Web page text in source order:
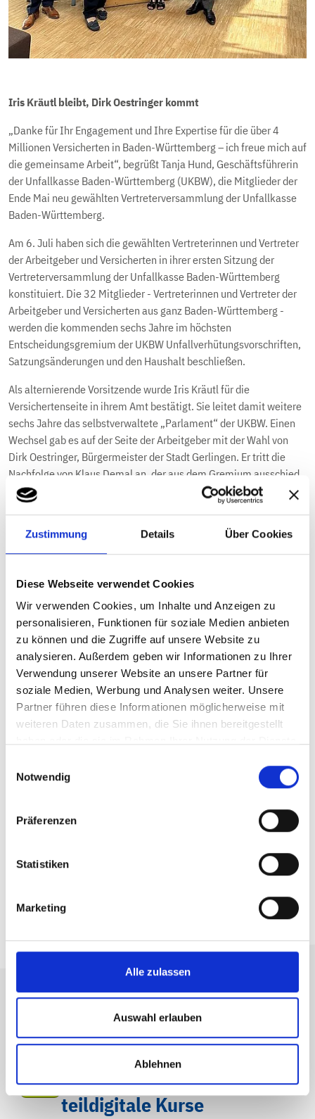
Zustimmung Details Über Cookies
Diese Webseite verwendet Cookies
Wir verwenden Cookies, um Inhalte und Anzeigen zu
personalisieren, Funktionen für soziale Medien anbieten
zu können und die Zugriffe auf unsere Website zu
analysieren. Außerdem geben wir Informationen zu Ihrer
Verwendung unserer Website an unsere Partner für
soziale Medien, Werbung und Analysen weiter. Unsere
Partner führen diese Informationen möglicherweise mit
weiteren Daten zusammen, die Sie ihnen bereitgestellt
Notwendig
Präferenzen
Statistiken
Marketing
Alle zulassen
Auswahl erlauben
Ablehnen
Iris Kräutl bleibt, Dirk Oestringer kommt
„Danke für Ihr Engagement und Ihre Expertise für die über 4
Millionen Versicherten in Baden-Württemberg – ich freue mich auf
die gemeinsame Arbeit“, begrüßt Tanja Hund, Geschäftsführerin
der Unfallkasse Baden-Württemberg (UKBW), die Mitglieder der
Ende Mai neu gewählten Vertreterversammlung der Unfallkasse
Baden-Württemberg.
Am 6. Juli haben sich die gewählten Vertreterinnen und Vertreter
der Arbeitgeber und Versicherten in ihrer ersten Sitzung der
Vertreterversammlung der Unfallkasse Baden-Württemberg
konstituiert. Die 32 Mitglieder - Vertreterinnen und Vertreter der
Arbeitgeber und Versicherten aus ganz Baden-Württemberg -
werden die kommenden sechs Jahre im höchsten
Entscheidungsgremium der UKBW Unfallverhütungsvorschriften,
Satzungsänderungen und den Haushalt beschließen.
Als alternierende Vorsitzende wurde Iris Kräutl für die
Versichertenseite in ihrem Amt bestätigt. Sie leitet damit weitere
sechs Jahre das selbstverwaltete „Parlament“ der UKBW. Einen
Wechsel gab es auf der Seite der Arbeitgeber mit der Wahl von
Dirk Oestringer, Bürgermeister der Stadt Gerlingen. Er tritt die
Nachfolge von Klaus Demal an, der aus dem Gremium ausschied.
Neben den Neuwahlen der Vorsitzenden standen außerdem die
Wahl der Vorstandsmitglieder und die Besetzung der Ausschüsse
der UKBW auf der Agenda.
im Rahmen der Sozialwahlen neu gewählt – bei der UKBW als
der Europawahl die drittgrößte Wahl in Deutschland.
Weitere Informationen unter:Selbstverwaltung | Unfallkasse
Baden-Württemberg (UKBW)
Barrierefrei: Nein
Publikationen -
Tag der Ersten Hilfe - UKBW
setzt ab Herbst auf
teildigitale Kurse